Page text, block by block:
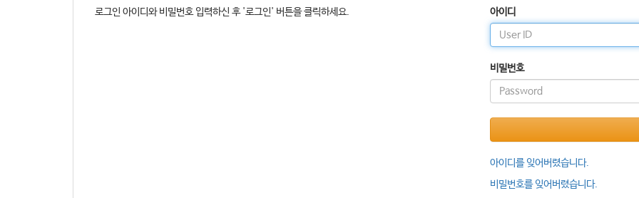
로그인 아이디와 비밀번호 입력하신 후 '로그인' 버튼을 클릭하세요. 아이디
비밀번호
아이디를 잊어버렸습니다.
비밀번호를 잊어버렸습니다.